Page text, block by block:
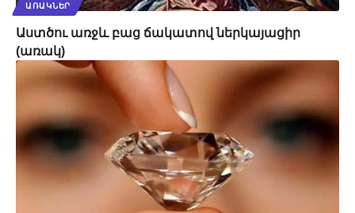
ԱՌԱԿՆԵՐ
Աստծու առջև բաց ճակատով ներկայացիր
(առակ)